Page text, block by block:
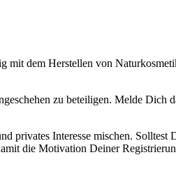
mit dem Herstellen von
zu beteiligen. Melde Dich
privates Interesse mischen.
die Motivation Deiner